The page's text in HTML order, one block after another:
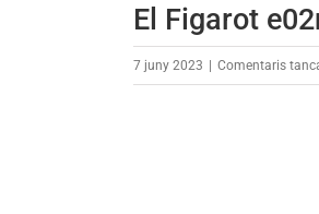
El Figarot
7 juny 2023 Comentaris